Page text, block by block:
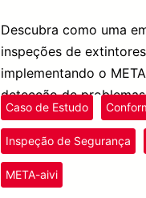
Descubra como uma
inspeções de
implementando o
detecção de
simplificando
de inspeção em 60%.
Caso de Estudo
Inspeção de Segurança
META-aivi